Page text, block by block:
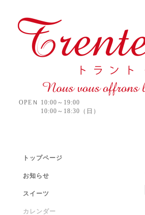
OPEＮ 10:00～19:00
10:00～18:30（日）
トップページ
お知らせ
スイーツ
カレンダー